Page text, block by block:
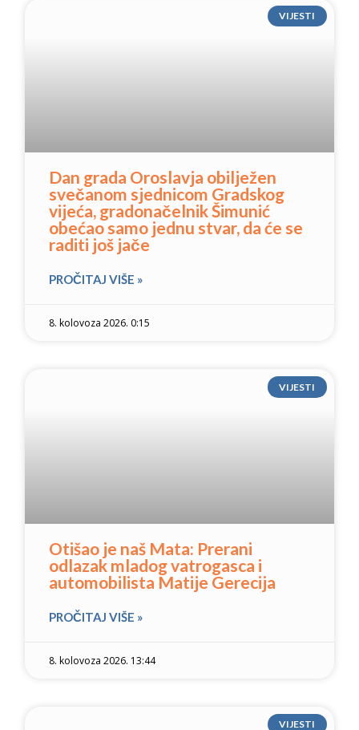
VIJESTI
Dan grada Oroslavja obilježen
svečanom sjednicom Gradskog
vijeća, gradonačelnik Šimunić
obećao samo jednu stvar, da će se
raditi još jače
PROČITAJ VIŠE »
8. kolovoza 2026. 0:15
VIJESTI
Otišao je naš Mata: Prerani
odlazak mladog vatrogasca i
automobilista Matije Gerecija
PROČITAJ VIŠE »
8. kolovoza 2026. 13:44
VIJESTI